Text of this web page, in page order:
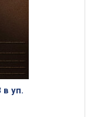
уп.